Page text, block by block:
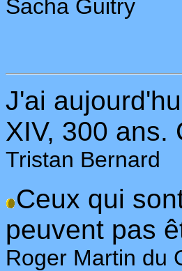
Sacha Guitry
J'ai
XIV, 300 ans.
Tristan Bernard
Ceux qui
peuvent pas
Roger Martin du